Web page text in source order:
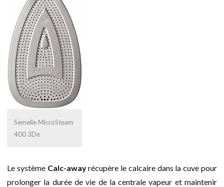
Semelle MicroSteam
400 3De
Le système Calc-awayrécupère le calcaire dans la cuve pour
prolonger la durée de vie de la centrale vapeur et maintenir